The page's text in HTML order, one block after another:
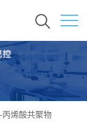
丙烯酸共聚物